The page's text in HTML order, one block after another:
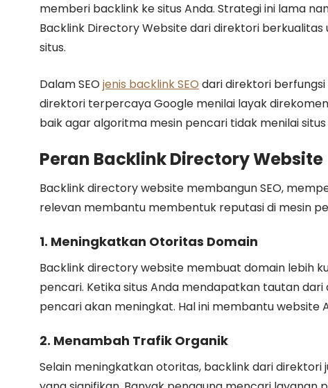
memberi backlink ke situs Anda. Strategi ini lama
Backlink Directory Website dari direktori
situs.
Dalam SEOjenis backlink SEO dari direktori
direktori terpercaya Google menilai layak
baik agar algoritma mesin pencari tidak menilai
Peran Backlink Directory Website
Backlink directory website membangun SEO,
relevan membantu membentuk reputasi di mesin
1. Meningkatkan Otoritas Domain
Backlink directory website membuat domain lebih
pencari. Ketika situs Anda mendapatkan tautan
pencari akan meningkat. Hal ini membantu website
2. Menambah Trafik Organik
Selain meningkatkan otoritas, backlink dari